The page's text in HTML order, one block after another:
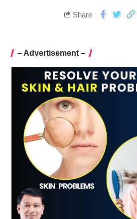
Share
– Advertisement –